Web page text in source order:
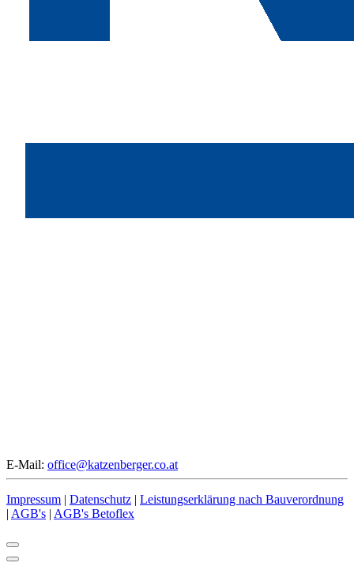
E-Mail: office@katzenberger.co.at
Impressum | Datenschutz | Leistungserklärung nach Bauverordnung
| AGB's | AGB's Betoflex